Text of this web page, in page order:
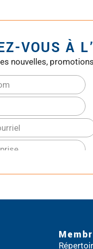
VOUS À
nouvelles,